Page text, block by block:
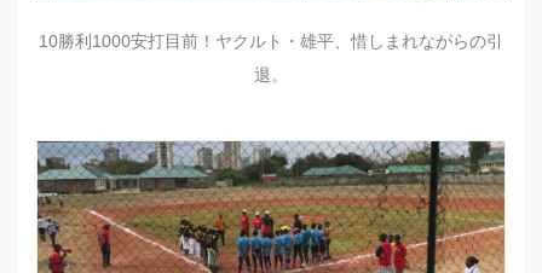
10勝利1000安打目前！ヤクルト・雄平、惜しまれながらの引
退。